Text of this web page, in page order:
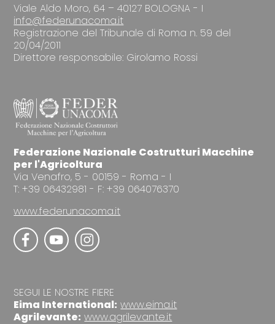
Viale Aldo Moro, 64 – 40127 BOLOGNA - I
info@federunacoma.it
Registrazione del Tribunale di Roma n. 59 del
20/04/2011
Direttore responsabile: Girolamo Rossi
Federazione Nazionale Costrutturi Macchine
per l'Agricoltura
Via Venafro, 5 - 00159 - Roma - I
T: +39 06432981 - F: +39 064076370
www.federunacoma.it
SEGUI LE NOSTRE FIERE
Eima International: www.eima.it
Agrilevante: www.agrilevante.it